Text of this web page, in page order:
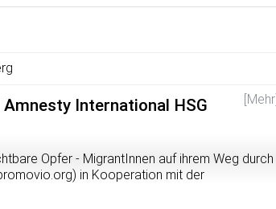
geschehen soll. Wenn wir diese Chance
Wohn-, Kultur- und Freiräumen
alternative Wohnprojekte, ein zu Information
Tübingen und Heidelberg mit ReferentInnen von
Tübingen und OASE e. V., unter
[Mehr]
International HSG
Opfer - MigrantInnen auf ihrem Weg durch
in Kooperation mit der